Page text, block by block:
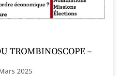
TROMBINOSCOPE –
2025